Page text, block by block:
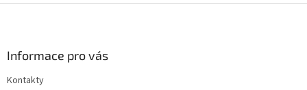
Informace pro vás
Kontakty